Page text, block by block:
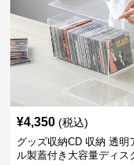
¥4,350 (税込)
グッズ収納CD 収納 透明
ル製蓋付き大容量ディス